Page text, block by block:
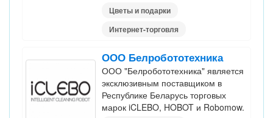
Цветы и подарки
Интернет-торговля
ООО Белробототехника
ООО "Белробототехника" является
эксклюзивным поставщиком в
Республике Беларусь торговых
марок iCLEBO, HOBOT и Robomow.